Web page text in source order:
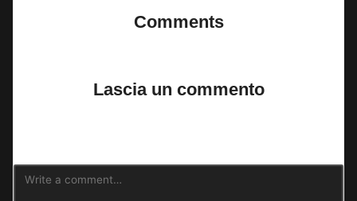
Comments
Lascia un commento